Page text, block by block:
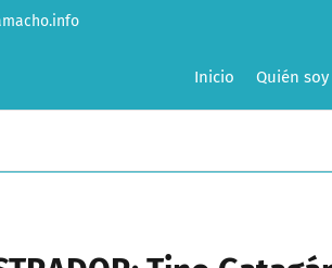
Inicio Quién soy